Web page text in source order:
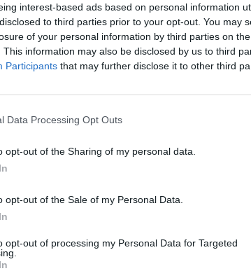
interest-based ads based on personal information
to third parties prior to your opt-out. You may
of your personal information by third parties on the
This information may also be disclosed by us to third
Participants that may further disclose it to other third
Data Processing Opt Outs
opt-out of the Sharing of my personal data.
opt-out of the Sale of my Personal Data.
opt-out of processing my Personal Data for Targeted
Quero que saiba